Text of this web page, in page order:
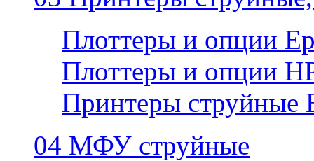
Плоттеры и опции
Плоттеры и опции
Принтеры струйные
04 МФУ струйные